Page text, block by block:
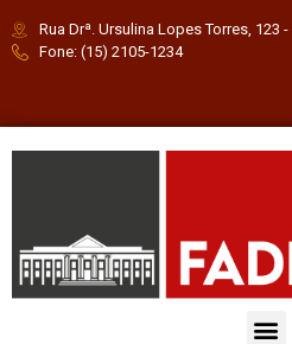
Rua Drª. Ursulina Lopes Torres, 123
Fone: (15) 2105-1234